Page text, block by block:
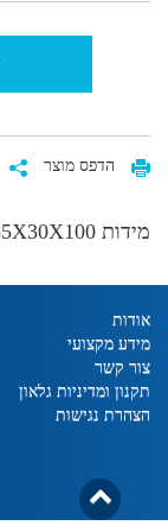
הדפס מוצר
מידות 35X30X100ס"מ
אודות
מידע מקצועי
צור קשר
תקנון ומדיניות גלאון
הצהרת נגישות